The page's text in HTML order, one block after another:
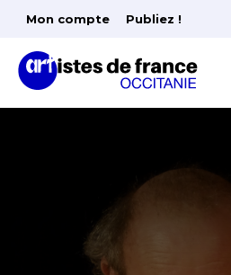
Mon compte Publiez !